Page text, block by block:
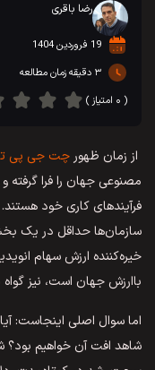
رضا باقری
19 فروردین 1404
۳ دقیقه زمان مطالعه
( ۰ امتیاز )
از زمان ظهور چت جی پی
مصنوعی جهان را فرا
سازمان‌ها حداقل در یک
خیره‌کننده ارزش سهام
باارزش جهان است، نیز
اما سوال اصلی اینجاست:
شاهد افت آن خواهیم